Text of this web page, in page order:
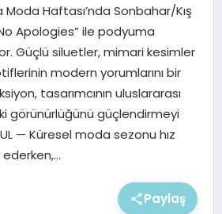
Haftası’nda Sonbahar/Kış
Apologies” ile podyuma
Güçlü siluetler, mimari kesimler
modern yorumlarını bir
tasarımcının uluslararası
görünürlüğünü güçlendirmeyi
— Küresel moda sezonu hız
Paylaş